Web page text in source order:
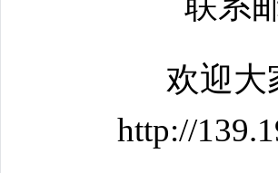
欢迎大
http://